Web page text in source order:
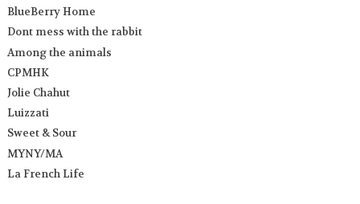
BlueBerry Home
Dont mess with the rabbit
Among the animals
CPMHK
Jolie Chahut
Luizzati
Sweet & Sour
MYNY/MA
La French Life